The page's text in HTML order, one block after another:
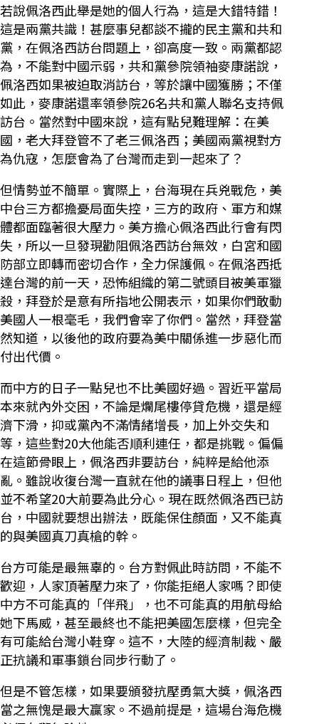
若說佩洛西此舉是她的個人行為，這是大錯特錯！
這是兩黨共識！甚麼事兒都談不攏的民主黨和共和
黨，在佩洛西訪台問題上，卻高度一致。兩黨都認
為，不能對中國示弱，共和黨參院領袖麥康諾說，
佩洛西如果被迫取消訪台，等於讓中國獲勝；不僅
如此，麥康諾還率領參院26名共和黨人聯名支持佩
訪台。當然對中國來說，這有點兒難理解：在美
國，老大拜登管不了老三佩洛西；美國兩黨視對方
為仇寇，怎麼會為了台灣而走到一起來了？
但情勢並不簡單。實際上，台海現在兵兇戰危，美
中台三方都擔憂局面失控，三方的政府、軍方和媒
體都面臨著很大壓力。美方擔心佩洛西此行會有閃
失，所以一旦發現勸阻佩洛西訪台無效，白宮和國
防部立即轉而密切合作，全力保護佩。在佩洛西抵
達台灣的前一天，恐怖組織的第二號頭目被美軍獵
殺，拜登於是意有所指地公開表示，如果你們敢動
美國人一根毫毛，我們會宰了你們。當然，拜登當
然知道，以後他的政府要為美中關係進一步惡化而
付出代價。
而中方的日子一點兒也不比美國好過。習近平當局
本來就內外交困，不論是爛尾樓停貸危機，還是經
濟下滑，抑或黨內不滿情緒增長，加上外交失和
等，這些對20大他能否順利連任，都是挑戰。偏偏
在這節骨眼上，佩洛西非要訪台，純粹是給他添
亂。雖說收復台灣一直就在他的議事日程上，但他
並不希望20大前要為此分心。現在既然佩洛西已訪
台，中國就要想出辦法，既能保住顏面，又不能真
的與美國真刀真槍的幹。
台方可能是最無辜的。台方對佩此時訪問，不能不
歡迎，人家頂著壓力來了，你能拒絕人家嗎？即使
中方不可能真的「伴飛」，也不可能真的用航母給
她下馬威，甚至最終也不能把美國怎麼樣，但完全
有可能給台灣小鞋穿。這不，大陸的經濟制裁、嚴
正抗議和軍事鎖台同步行動了。
但是不管怎樣，如果要頒發抗壓勇氣大獎，佩洛西
當之無愧是最大贏家。不過前提是，這場台海危機